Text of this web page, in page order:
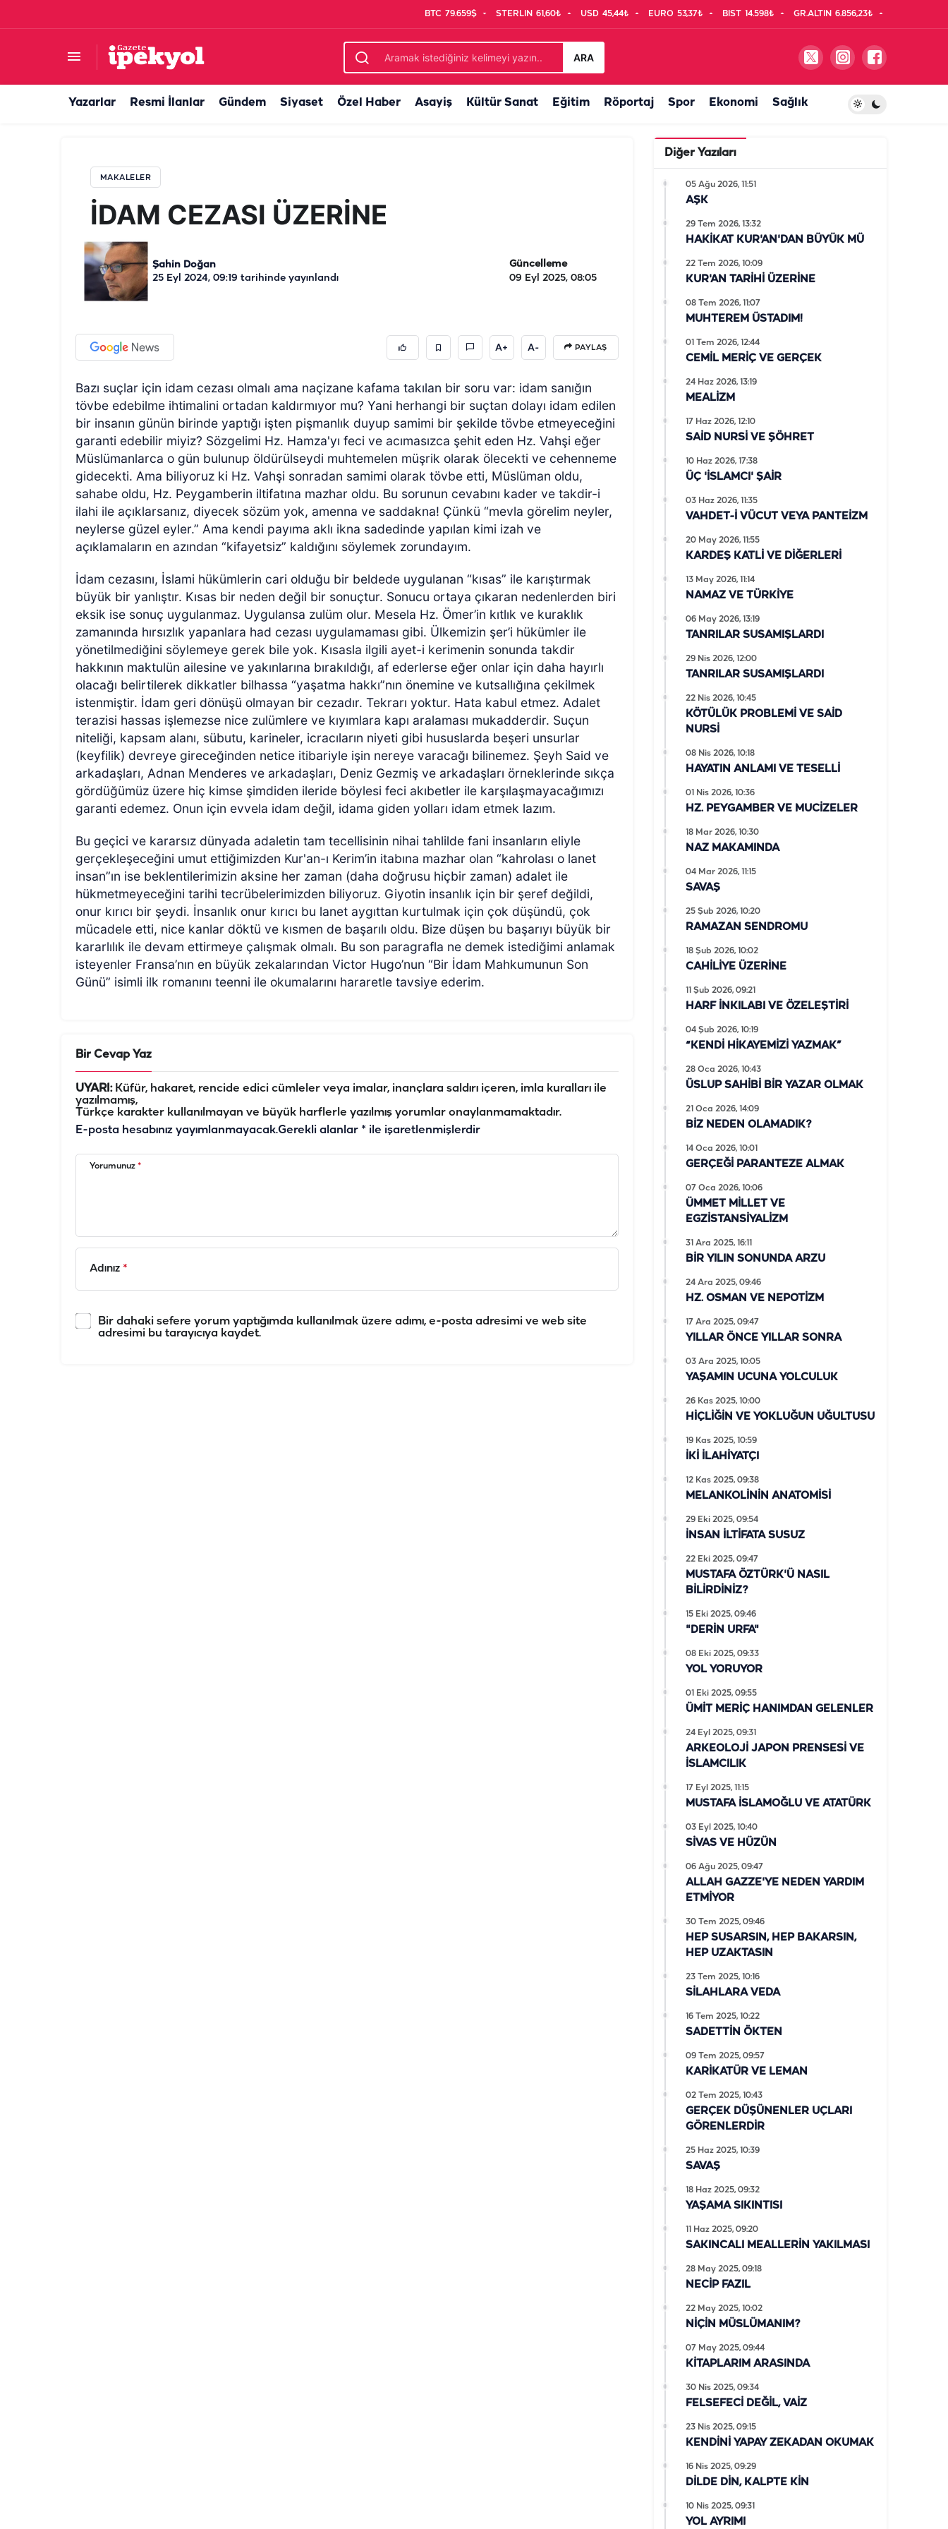
BTC 79.659$ STERLIN 61,60₺ USD 45,44₺ EURO 53,37₺ BIST 14.598₺ GR.ALTIN 6.856,23₺
ARA
Yazarlar Resmi İlanlar Gündem Siyaset Özel Haber Asayiş Kültür Sanat Eğitim Röportaj Spor Ekonomi Sağlık
MAKALELER
İDAM CEZASI ÜZERİNE
Şahin Doğan
25 Eyl 2024, 09:19 tarihinde yayınlandı
Güncelleme
09 Eyl 2025, 08:05
A+ A- PAYLAŞ
Bazı suçlar için idam cezası olmalı ama naçizane kafama takılan bir soru var: idam sanığın
tövbe edebilme ihtimalini ortadan kaldırmıyor mu? Yani herhangi bir suçtan dolayı idam edilen
bir insanın günün birinde yaptığı işten pişmanlık duyup samimi bir şekilde tövbe etmeyeceğini
garanti edebilir miyiz? Sözgelimi Hz. Hamza'yı feci ve acımasızca şehit eden Hz. Vahşi eğer
Müslümanlarca o gün bulunup öldürülseydi muhtemelen müşrik olarak ölecekti ve cehenneme
gidecekti. Ama biliyoruz ki Hz. Vahşi sonradan samimi olarak tövbe etti, Müslüman oldu,
sahabe oldu, Hz. Peygamberin iltifatına mazhar oldu. Bu sorunun cevabını kader ve takdir-i
ilahi ile açıklarsanız, diyecek sözüm yok, amenna ve saddakna! Çünkü “mevla görelim neyler,
neylerse güzel eyler.” Ama kendi payıma aklı ikna sadedinde yapılan kimi izah ve
açıklamaların en azından “kifayetsiz” kaldığını söylemek zorundayım.
İdam cezasını, İslami hükümlerin cari olduğu bir beldede uygulanan “kısas” ile karıştırmak
büyük bir yanlıştır. Kısas bir neden değil bir sonuçtur. Sonucu ortaya çıkaran nedenlerden biri
eksik ise sonuç uygulanmaz. Uygulansa zulüm olur. Mesela Hz. Ömer’in kıtlık ve kuraklık
zamanında hırsızlık yapanlara had cezası uygulamaması gibi. Ülkemizin şer’i hükümler ile
yönetilmediğini söylemeye gerek bile yok. Kısasla ilgili ayet-i kerimenin sonunda takdir
hakkının maktulün ailesine ve yakınlarına bırakıldığı, af ederlerse eğer onlar için daha hayırlı
olacağı belirtilerek dikkatler bilhassa “yaşatma hakkı”nın önemine ve kutsallığına çekilmek
istenmiştir. İdam geri dönüşü olmayan bir cezadır. Tekrarı yoktur. Hata kabul etmez. Adalet
terazisi hassas işlemezse nice zulümlere ve kıyımlara kapı aralaması mukadderdir. Suçun
niteliği, kapsam alanı, sübutu, karineler, icracıların niyeti gibi hususlarda beşeri unsurlar
(keyfilik) devreye gireceğinden netice itibariyle işin nereye varacağı bilinemez. Şeyh Said ve
arkadaşları, Adnan Menderes ve arkadaşları, Deniz Gezmiş ve arkadaşları örneklerinde sıkça
gördüğümüz üzere hiç kimse şimdiden ileride böylesi feci akıbetler ile karşılaşmayacağımızı
garanti edemez. Onun için evvela idam değil, idama giden yolları idam etmek lazım.
Bu geçici ve kararsız dünyada adaletin tam tecellisinin nihai tahlilde fani insanların eliyle
gerçekleşeceğini umut ettiğimizden Kur'an-ı Kerim’in itabına mazhar olan “kahrolası o lanet
insan”ın ise beklentilerimizin aksine her zaman (daha doğrusu hiçbir zaman) adalet ile
hükmetmeyeceğini tarihi tecrübelerimizden biliyoruz. Giyotin insanlık için bir şeref değildi,
onur kırıcı bir şeydi. İnsanlık onur kırıcı bu lanet aygıttan kurtulmak için çok düşündü, çok
mücadele etti, nice kanlar döktü ve kısmen de başarılı oldu. Bize düşen bu başarıyı büyük bir
kararlılık ile devam ettirmeye çalışmak olmalı. Bu son paragrafla ne demek istediğimi anlamak
isteyenler Fransa’nın en büyük zekalarından Victor Hugo’nun “Bir İdam Mahkumunun Son
Günü” isimli ilk romanını teenni ile okumalarını hararetle tavsiye ederim.
Bir Cevap Yaz
UYARI:Küfür, hakaret, rencide edici cümleler veya imalar, inançlara saldırı içeren, imla kuralları ile
yazılmamış,
Türkçe karakter kullanılmayan ve büyük harflerle yazılmış yorumlar onaylanmamaktadır.
E-posta hesabınız yayımlanmayacak.Gerekli alanlar * ile işaretlenmişlerdir
Yorumunuz *
Adınız *
Bir dahaki sefere yorum yaptığımda kullanılmak üzere adımı, e-posta adresimi ve web site
adresimi bu tarayıcıya kaydet.
Diğer Yazıları
AŞK
05 Ağu 2026, 11:51
HAKİKAT KUR'AN'DAN BÜYÜK MÜ
29 Tem 2026, 13:32
KUR'AN TARİHİ ÜZERİNE
22 Tem 2026, 10:09
MUHTEREM ÜSTADIM!
08 Tem 2026, 11:07
CEMİL MERİÇ VE GERÇEK
01 Tem 2026, 12:44
MEALİZM
24 Haz 2026, 13:19
SAİD NURSİ VE ŞÖHRET
17 Haz 2026, 12:10
ÜÇ 'İSLAMCI' ŞAİR
10 Haz 2026, 17:38
VAHDET-İ VÜCUT VEYA PANTEİZM
03 Haz 2026, 11:35
KARDEŞ KATLİ VE DİĞERLERİ
20 May 2026, 11:55
NAMAZ VE TÜRKİYE
13 May 2026, 11:14
TANRILAR SUSAMIŞLARDI
06 May 2026, 13:19
TANRILAR SUSAMIŞLARDI
29 Nis 2026, 12:00
KÖTÜLÜK PROBLEMİ VE SAİD
NURSİ
22 Nis 2026, 10:45
HAYATIN ANLAMI VE TESELLİ
08 Nis 2026, 10:18
HZ. PEYGAMBER VE MUCİZELER
01 Nis 2026, 10:36
NAZ MAKAMINDA
18 Mar 2026, 10:30
SAVAŞ
04 Mar 2026, 11:15
RAMAZAN SENDROMU
25 Şub 2026, 10:20
CAHİLİYE ÜZERİNE
18 Şub 2026, 10:02
HARF İNKILABI VE ÖZELEŞTİRİ
11 Şub 2026, 09:21
“KENDİ HİKAYEMİZİ YAZMAK”
04 Şub 2026, 10:19
ÜSLUP SAHİBİ BİR YAZAR OLMAK
28 Oca 2026, 10:43
BİZ NEDEN OLAMADIK?
21 Oca 2026, 14:09
GERÇEĞİ PARANTEZE ALMAK
14 Oca 2026, 10:01
ÜMMET MİLLET VE
EGZİSTANSİYALİZM
07 Oca 2026, 10:06
BİR YILIN SONUNDA ARZU
31 Ara 2025, 16:11
HZ. OSMAN VE NEPOTİZM
24 Ara 2025, 09:46
YILLAR ÖNCE YILLAR SONRA
17 Ara 2025, 09:47
YAŞAMIN UCUNA YOLCULUK
03 Ara 2025, 10:05
HİÇLİĞİN VE YOKLUĞUN UĞULTUSU
26 Kas 2025, 10:00
İKİ İLAHİYATÇI
19 Kas 2025, 10:59
MELANKOLİNİN ANATOMİSİ
12 Kas 2025, 09:38
İNSAN İLTİFATA SUSUZ
29 Eki 2025, 09:54
MUSTAFA ÖZTÜRK'Ü NASIL
BİLİRDİNİZ?
22 Eki 2025, 09:47
"DERİN URFA"
15 Eki 2025, 09:46
YOL YORUYOR
08 Eki 2025, 09:33
ÜMİT MERİÇ HANIMDAN GELENLER
01 Eki 2025, 09:55
ARKEOLOJİ JAPON PRENSESİ VE
İSLAMCILIK
24 Eyl 2025, 09:31
MUSTAFA İSLAMOĞLU VE ATATÜRK
17 Eyl 2025, 11:15
SİVAS VE HÜZÜN
03 Eyl 2025, 10:40
ALLAH GAZZE'YE NEDEN YARDIM
ETMİYOR
06 Ağu 2025, 09:47
HEP SUSARSIN, HEP BAKARSIN,
HEP UZAKTASIN
30 Tem 2025, 09:46
SİLAHLARA VEDA
23 Tem 2025, 10:16
SADETTİN ÖKTEN
16 Tem 2025, 10:22
KARİKATÜR VE LEMAN
09 Tem 2025, 09:57
GERÇEK DÜŞÜNENLER UÇLARI
GÖRENLERDİR
02 Tem 2025, 10:43
SAVAŞ
25 Haz 2025, 10:39
YAŞAMA SIKINTISI
18 Haz 2025, 09:32
SAKINCALI MEALLERİN YAKILMASI
11 Haz 2025, 09:20
NECİP FAZIL
28 May 2025, 09:18
NİÇİN MÜSLÜMANIM?
22 May 2025, 10:02
KİTAPLARIM ARASINDA
07 May 2025, 09:44
FELSEFECİ DEĞİL, VAİZ
30 Nis 2025, 09:34
KENDİNİ YAPAY ZEKADAN OKUMAK
23 Nis 2025, 09:15
DİLDE DİN, KALPTE KİN
16 Nis 2025, 09:29
YOL AYRIMI
10 Nis 2025, 09:31